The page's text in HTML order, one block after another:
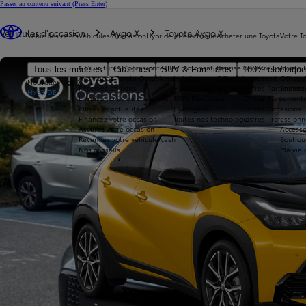
Passer au contenu suivant (Press Enter)
Véhicules neufs
Tous les modèles Citadines SUV & Familiales 100%
Nouvelle Aygo X
HYBRIDE
Véhicules d'occasion
Nos voitures d'occasion
Avantages Toyota Occasions
Réservez en ligne
Livraison près de chez vous
Offres et actualités
Financez votre occasion
Assurez votre occasion
Revendez votre véhicule cash
Nos conseils
Hybride et électrique
Toutes les motorisations
Hybride
Hydrogène
Toutes nos technologies
Acheter une Toyota
Reprise de votre voiture
Offres du moment
Offres Particuliers
Offres Après-
Offres Occasions
Offres
Votre
Toyota
Offres
Ma vie
Véhicules d'occasion Aygo X Toyota Aygo X